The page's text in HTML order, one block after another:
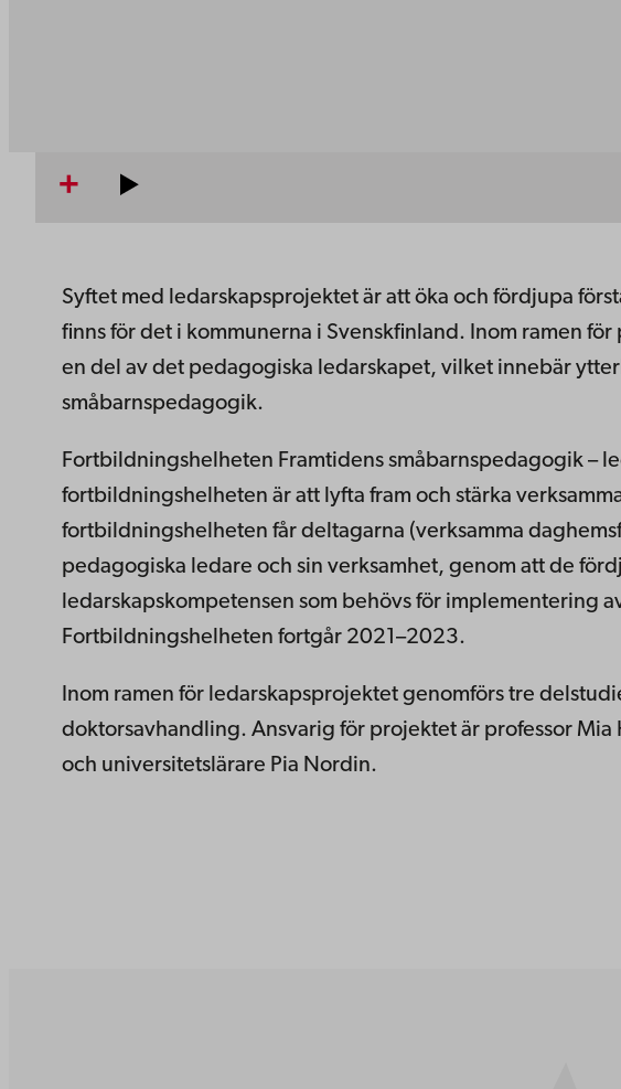
Syftet med ledarskapsprojektet är att öka och fördjupa
finns för det i kommunerna i Svenskfinland. Inom ramen
en del av det pedagogiska ledarskapet, vilket innebär
småbarnspedagogik.
Fortbildningshelheten Framtidens småbarnspedagogik –
fortbildningshelheten är att lyfta fram och stärka
fortbildningshelheten får deltagarna (verksamma
pedagogiska ledare och sin verksamhet, genom att de
ledarskapskompetensen som behövs för implementering
Fortbildningshelheten fortgår 2021–2023.
Inom ramen för ledarskapsprojektet genomförs tre
doktorsavhandling. Ansvarig för projektet är professor
och universitetslärare Pia Nordin.